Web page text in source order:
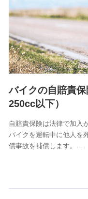
日本生命保険相互
（https://
はなさく生命保険
（https://
マニュライフ生命
（https://
三井住友海上あい
メットライフ生命
(https://
メディケア生命保
（https://
■少額短期保険
バイクの自賠責
250cc以下）
自賠責保険は法律で加入
バイクを運転中に他人を
償事故を補償します。…